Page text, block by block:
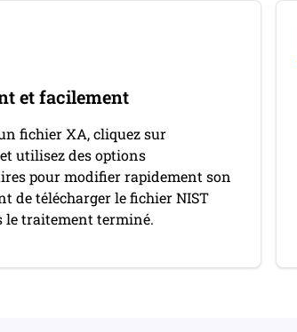
et facilement
fichier XA, cliquez sur
utilisez des options
pour modifier rapidement son
de télécharger le fichier NIST
le traitement terminé.